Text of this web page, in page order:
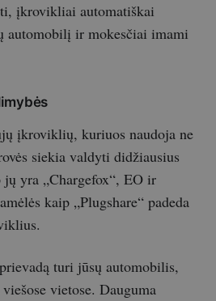
įkrovikliai automatiškai
automobilį ir mokesčiai imami
įkroviklių, kuriuos naudoja ne
siekia valdyti didžiausius
yra „Chargefox“, EO ir
kaip „Plugshare“ padeda
turi jūsų automobilis,
vietose. Dauguma